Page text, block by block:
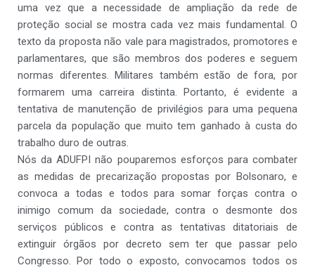
uma vez que a necessidade de ampliação da rede de
proteção social se mostra cada vez mais fundamental. O
texto da proposta não vale para magistrados, promotores e
parlamentares, que são membros dos poderes e seguem
normas diferentes. Militares também estão de fora, por
formarem uma carreira distinta. Portanto, é evidente a
tentativa de manutenção de privilégios para uma pequena
parcela da população que muito tem ganhado à custa do
trabalho duro de outras.
Nós da ADUFPI não pouparemos esforços para combater
as medidas de precarização propostas por Bolsonaro, e
convoca a todas e todos para somar forças contra o
inimigo comum da sociedade, contra o desmonte dos
serviços públicos e contra as tentativas ditatoriais de
extinguir órgãos por decreto sem ter que passar pelo
Congresso. Por todo o exposto, convocamos todos os